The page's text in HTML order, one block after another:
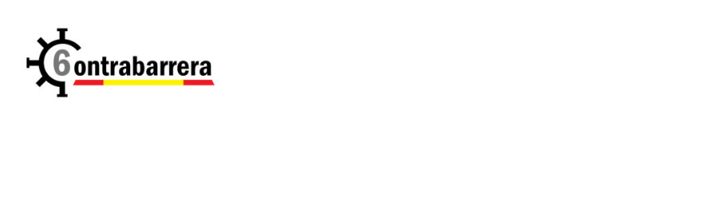
contenido